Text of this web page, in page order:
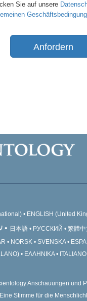
Sie auf unsere
Anfordern
ENGLISH (United
日本語 РУССКИЙ 繁體中
NORSK SVENSKA
ΕΛΛΗΝΙΚA ITALIANO
Anschauungen und
Eine Stimme für die